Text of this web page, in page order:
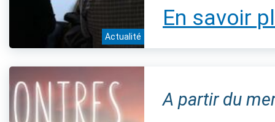
Actualité
En savoir
A partir du